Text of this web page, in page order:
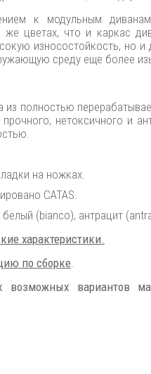
к модульным
же цветах, что и каркас
износостойкость, но
среду еще более
полностью
нетоксичного и
на ножках.
CATAS.
(bianco), антрацит
характеристики.
по сборке.
возможных вариантов